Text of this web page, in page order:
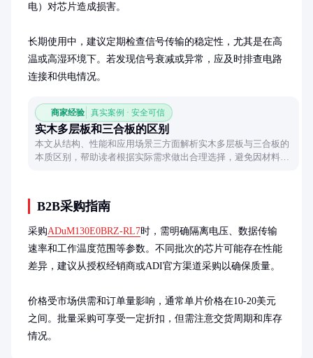
电）对芯片造成损害。
长期使用中，建议定期检查信号传输的稳定性，尤其是在高
温或高湿环境下。若发现信号衰减或异常，应及时排查电路
连接和供电情况。
商家经验 真实案例 · 安全可信
实木多层板和三合板的区别
本文从结构、性能和应用场景三方面解析实木多层板与三合板的
本质区别，帮助读者根据实际需求做出合理选择，避免因材料混
B2B采购指南
采购ADuM130E0BRZ-RL7时，需明确隔离电压、数据传输
速率和工作温度范围等参数。不同批次的芯片可能存在性能
差异，建议从授权经销商或ADI官方渠道采购以确保质量。
价格受市场供需和订单量影响，通常单片价格在10-20美元
之间。批量采购可享受一定折扣，但需注意交货周期和库存
情况。